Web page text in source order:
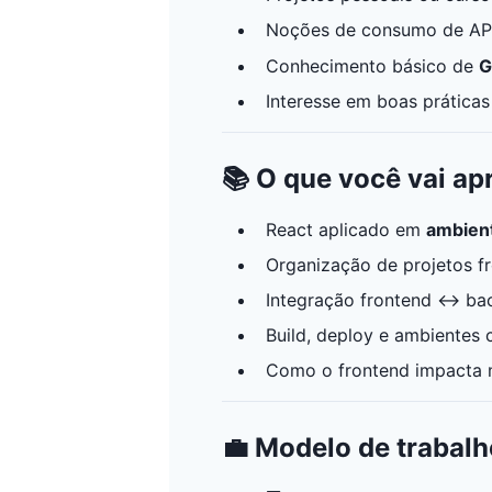
Noções de consumo de
Conhecimento básico de
Interesse em boas
📚 O que você vai
React aplicado em
Organização de projetos
Integração frontend ↔
Build, deploy e ambientes
Como o frontend impacta
💼 Modelo de